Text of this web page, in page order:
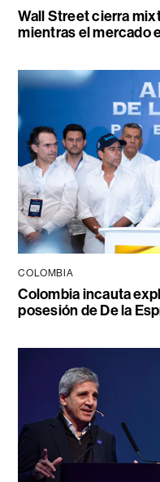
Wall Street cierra
mientras el mercado
COLOMBIA
Colombia incauta
posesión de De la